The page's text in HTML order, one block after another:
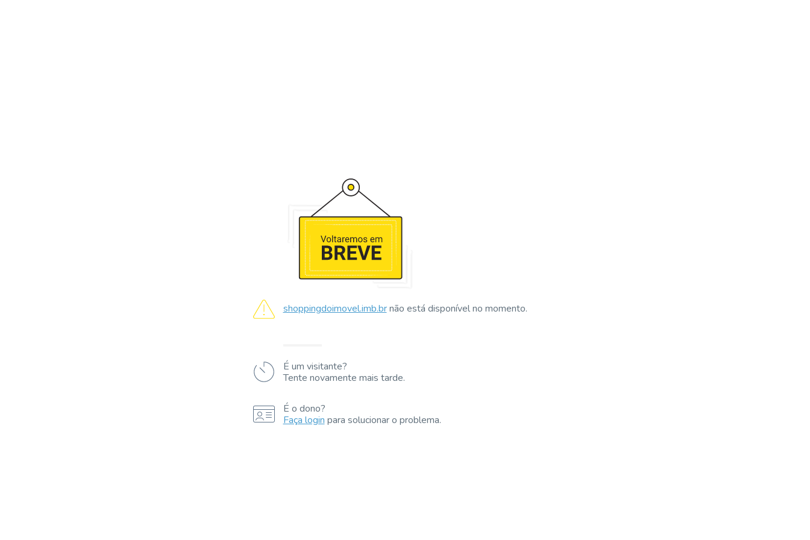
shoppingdoimovel.imb.brnão está disponível no momento.
É um visitante?
Tente novamente mais tarde.
É o dono?
Faça login para solucionar o problema.